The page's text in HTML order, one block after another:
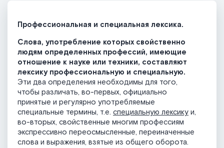
Профессиональная и специальная лексика.
Слова, употребление которых свойственно
людям определенных профессий, имеющие
отношение к науке или техники, составляют
лексику профессиональную и специальную.
Эти два определения необходимы для того,
чтобы различать, во-первых, официально
принятые и регулярно употребляемые
специальные термины, т.е. специальную лексику и,
во-вторых, свойственные многим профессиям
экспрессивно переосмысленные, переиначенные
слова и выражения, взятые из общего оборота.